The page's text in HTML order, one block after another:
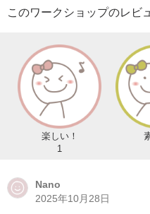
このワークショップのレビ
楽しい！
1
Nano
2025年10月28日